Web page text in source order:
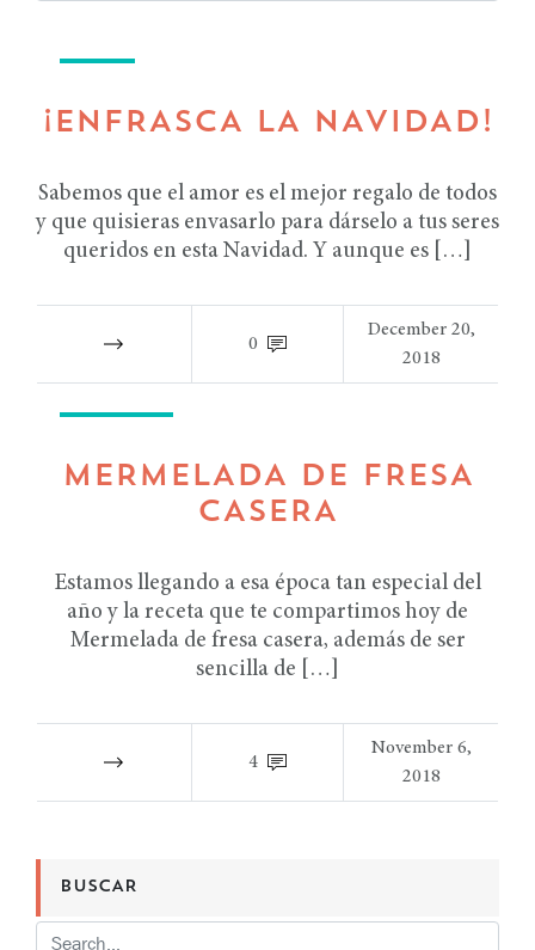
¡ENFRASCA LA NAVIDAD!
Sabemos que el amor es el mejor regalo de todos
y que quisieras envasarlo para dárselo a tus seres
queridos en esta Navidad. Y aunque es […]
0
December 20,
2018
MERMELADA DE FRESA
CASERA
Estamos llegando a esa época tan especial del
año y la receta que te compartimos hoy de
Mermelada de fresa casera, además de ser
sencilla de […]
4
November 6,
2018
BUSCAR